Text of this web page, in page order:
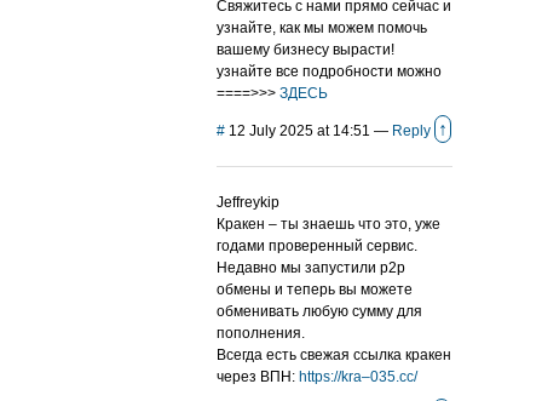
Свяжитесь с нами прямо сейчас и
узнайте, как мы можем помочь
вашему бизнесу вырасти!
узнайте все подробности можно
====>>> ЗДЕСЬ
# 12 July 2025 at 14:51 — Reply ↑
Jeffreykip
Кракен – ты знаешь что это, уже
годами проверенный сервис.
Недавно мы запустили p2p
обмены и теперь вы можете
обменивать любую сумму для
пополнения.
Всегда есть свежая ссылка кракен
через ВПН: https://kra–035.cc/